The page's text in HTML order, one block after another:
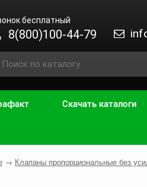
бесплатный
8(800)100-44-79
Скачать каталоги
→ Клапаны пропорциональные без